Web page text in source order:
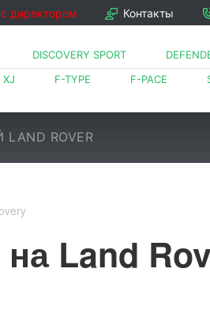
Контакты
директором
DISCOVERY SPORT
F-PACE
F-TYPE
XJ
ROVER